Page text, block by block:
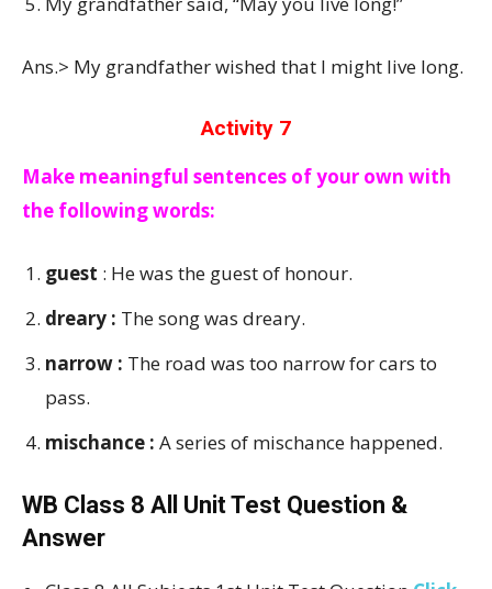
Ans.> My grandfather wished that I might live long.
Activity 7
Make meaningful sentences of your own with
the following words:
guest : He was the guest of honour.
dreary : The song was dreary.
narrow : The road was too narrow for cars to
pass.
mischance : A series of mischance happened.
WB Class 8 All Unit Test Question &
Answer